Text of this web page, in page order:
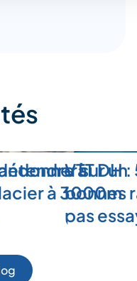
à
sur un
à 3000m
VTT DH
bonnes
pas